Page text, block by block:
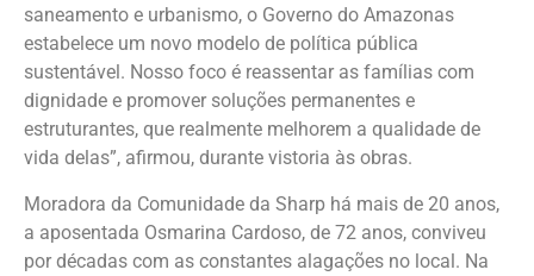
saneamento e urbanismo, o Governo do Amazonas
estabelece um novo modelo de política pública
sustentável. Nosso foco é reassentar as famílias com
dignidade e promover soluções permanentes e
estruturantes, que realmente melhorem a qualidade de
vida delas”, afirmou, durante vistoria às obras.
Moradora da Comunidade da Sharp há mais de 20 anos,
a aposentada Osmarina Cardoso, de 72 anos, conviveu
por décadas com as constantes alagações no local. Na